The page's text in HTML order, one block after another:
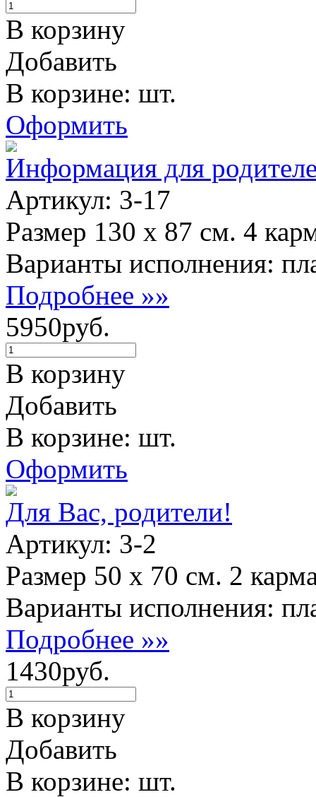
В корзину
Добавить
В корзине: шт.
Оформить
Информация для
Артикул: 3-17
Размер 130 х 87 см. 4
Варианты исполнения:
Подробнее »»
5950руб.
В корзину
Добавить
В корзине: шт.
Оформить
Для Вас, родители!
Артикул: 3-2
Размер 50 х 70 см. 2
Варианты исполнения:
Подробнее »»
1430руб.
В корзину
Добавить
В корзине: шт.